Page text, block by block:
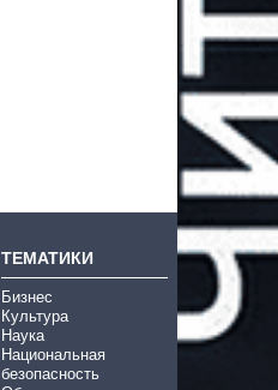
ТЕМАТИКИ
Бизнес
Культура
Наука
Национальная
безопасность